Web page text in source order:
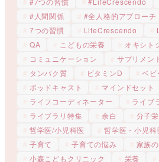
#人間関係
#全人格的アプローチ
7つの習慣
LifeCrescendo
QA
こどもの栄養
オキシト
コミュニケーション
サプリメン
タンパク質
ビタミンD
ベビ
ポッドキャスト
マインドセット
ライフコーディネーター
ライブ
ライブラリ特集
余白
分子
哲学医/小児科医
哲学医・小児科
子育て
子育ての悩み
家族
小森こどもクリニック
栄養